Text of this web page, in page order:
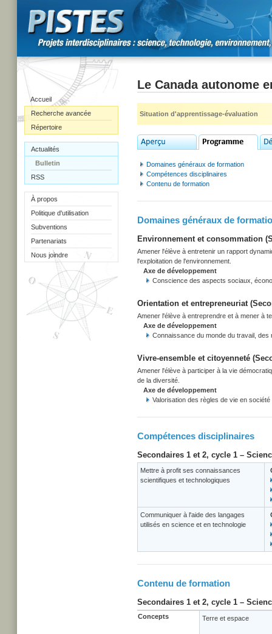
Accueil
Recherche avancée
Répertoire
Actualités
Bulletin
RSS
À propos
Politique d'utilisation
Subventions
Partenariats
Nous joindre
Le Canada autonome
Situation d'apprentissage-évaluation
Domaines généraux de formation
Compétences disciplinaires
Contenu de formation
Domaines généraux de
Environnement et consommation
Amener l'élève à entretenir un rapport
l'exploitation de l'environnement.
Axe de développement
Conscience des aspects sociaux,
Orientation et entrepreneuriat
Amener l'élève à entreprendre et à mener à
Axe de développement
Connaissance du monde du travail,
Vivre-ensemble et citoyenneté
Amener l'élève à participer à la vie
de la diversité.
Axe de développement
Valorisation des règles de vie en
Compétences disciplinaires
Secondaires 1 et 2, cycle 1 –
Mettre à profit ses connaissances
scientifiques et technologiques
Communiquer à l'aide des langages
utilisés en science et en technologie
Contenu de formation
Secondaires 1 et 2, cycle 1 –
Concepts Terre et espace